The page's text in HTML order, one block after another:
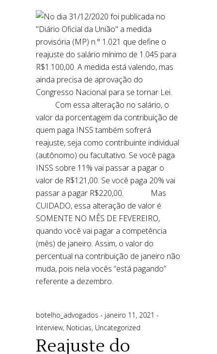
botelho_advogados
janeiro 11, 2021
Interview, Noticias, Uncategorized
Reajuste do